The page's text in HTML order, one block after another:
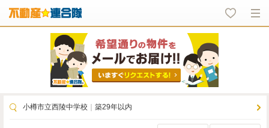
小樽市立西陵中学校 築29年以内